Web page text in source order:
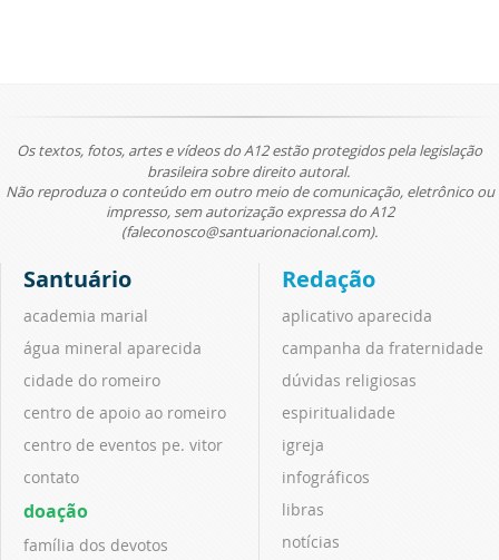
Os textos, fotos, artes e vídeos do A12 estão protegidos pela legislação
brasileira sobre direito autoral.
Não reproduza o conteúdo em outro meio de comunicação, eletrônico ou
impresso, sem autorização expressa do A12
(faleconosco@santuarionacional.com).
Santuário
academia marial
água mineral aparecida
cidade do romeiro
centro de apoio ao romeiro
centro de eventos pe. vitor
contato
doação
família dos devotos
Redação
aplicativo aparecida
campanha da fraternidade
dúvidas religiosas
espiritualidade
igreja
infográficos
libras
notícias